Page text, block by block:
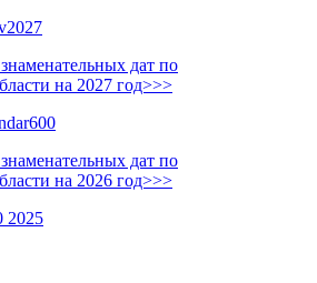
дат по
на 2027 год>>>
дат по
на 2026 год>>>